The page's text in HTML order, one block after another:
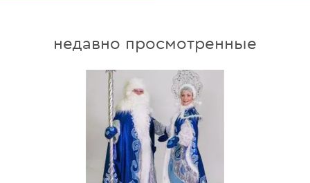
недавно просмотренные